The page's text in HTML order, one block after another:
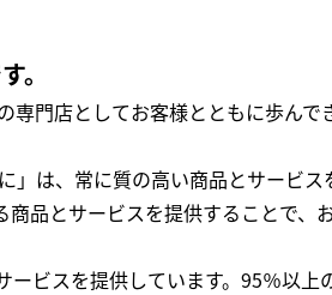
。
門店としてお客様とともに歩ん
は、常に質の高い商品とサービ
品とサービスを提供することで、
ビスを提供しています。95％以